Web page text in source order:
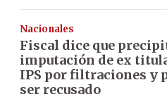
Nacionales
Fiscal dice que
imputación de ex
IPS por filtraciones y
ser recusado